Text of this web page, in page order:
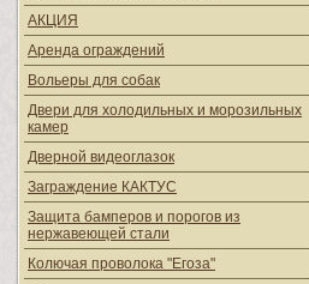
АКЦИЯ
Аренда ограждений
Вольеры для собак
Двери для холодильных и морозильных
камер
Дверной видеоглазок
Заграждение КАКТУС
Защита бамперов и порогов из
нержавеющей стали
Колючая проволока "Егоза"